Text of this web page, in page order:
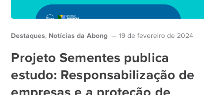
Destaques, Notícias da Abong 19 de fevereiro de 2024
Projeto Sementes publica
estudo: Responsabilização de
empresas e a proteção de